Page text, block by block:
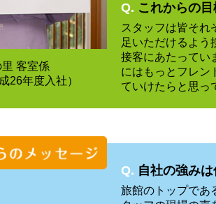
客室係
26年度入社）
Q. これからの目
スタッフは皆それ
足いただけるよう
接客にあたってい
にはもっとフレン
ていけたらと思っ
Q. 自社の強み
旅館のトップであ